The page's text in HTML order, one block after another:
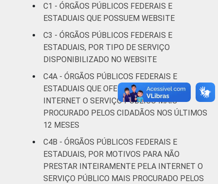
Pesquisa sobre o uso das tecnologias de
informação e comunicação no setor público
brasileiro – TIC Governo Eletrônico 2023.
C1 - ÓRGÃOS PÚBLICOS FEDERAIS E
ESTADUAIS QUE POSSUEM WEBSITE
C3 - ÓRGÃOS PÚBLICOS FEDERAIS E
ESTADUAIS, POR TIPO DE SERVIÇO
DISPONIBILIZADO NO WEBSITE
C4A - ÓRGÃOS PÚBLICOS FEDERAIS E
ESTADUAIS QUE OFERECERAM PELA
INTERNET O SERVIÇO PÚBLICO MAIS
PROCURADO PELOS CIDADÃOS NOS ÚLTIMOS
12 MESES
C4B - ÓRGÃOS PÚBLICOS FEDERAIS E
ESTADUAIS, POR MOTIVOS PARA NÃO
PRESTAR INTEIRAMENTE PELA INTERNET O
SERVIÇO PÚBLICO MAIS PROCURADO PELOS